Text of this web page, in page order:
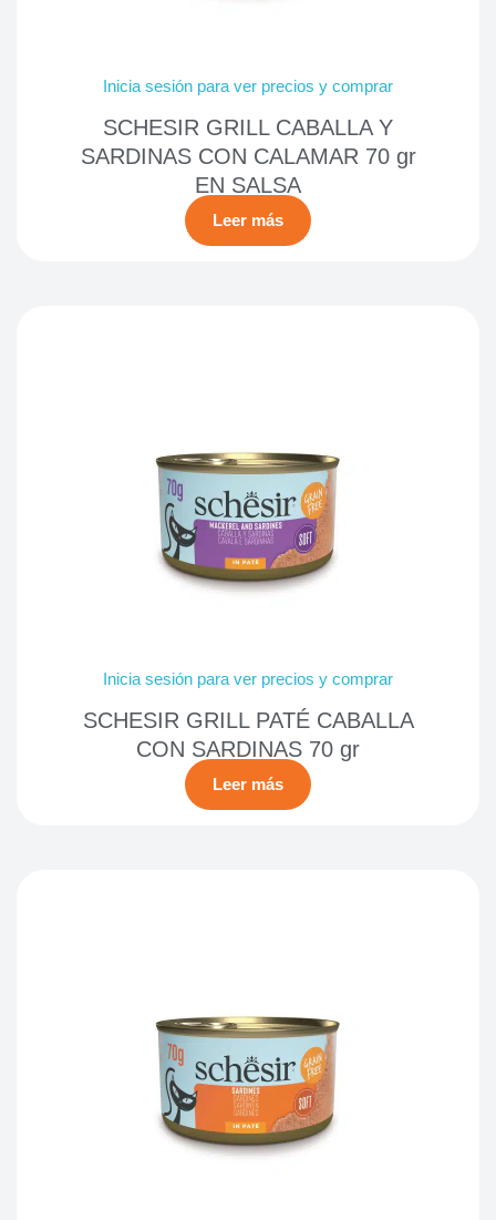
Inicia sesión para ver precios y comprar
SCHESIR GRILL CABALLA Y
SARDINAS CON CALAMAR 70 gr
EN SALSA
Leer más
Inicia sesión para ver precios y comprar
SCHESIR GRILL PATÉ CABALLA
CON SARDINAS 70 gr
Leer más